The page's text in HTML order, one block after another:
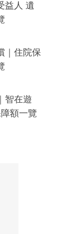
益人 遺
｜住院保
智在遊
額一覽